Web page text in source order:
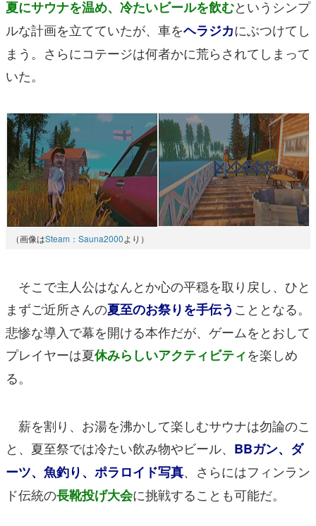
夏にサウナを温め、冷たいビールを飲むというシンプ
ルな計画を立てていたが、車をヘラジカにぶつけてし
まう。さらにコテージは何者かに荒らされてしまって
いた。
（画像はSteam：Sauna2000より）
そこで主人公はなんとか心の平穏を取り戻し、ひと
まずご近所さんの夏至のお祭りを手伝う こととなる。
悲惨な導入で幕を開ける本作だが、ゲームをとおして
プレイヤーは夏休みらしいアクティビティを楽しめ
る。
薪を割り、お湯を沸かして楽しむサウナは勿論のこ
と、夏至祭では冷たい飲み物やビール、 BBガン、ダ
ーツ、魚釣り、ポラロイド写真、さらにはフィンラン
ド伝統の長靴投げ大会に挑戦することも可能だ。